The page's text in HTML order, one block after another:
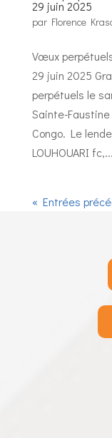
29 juin 2025
par Florence
Vœux
29 juin 2025
perpétuels le
Sainte-
Congo. Le
LOUHOUARI fc,...
« Entrées